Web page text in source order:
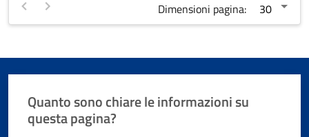
Dimensioni pagina:
Quanto sono chiare le informazioni su
questa pagina?